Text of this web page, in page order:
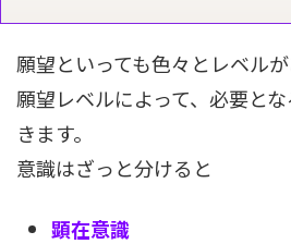
願望といっても色々とレベル
願望レベルによって、必要と
きます。
意識はざっと分けると
顕在意識